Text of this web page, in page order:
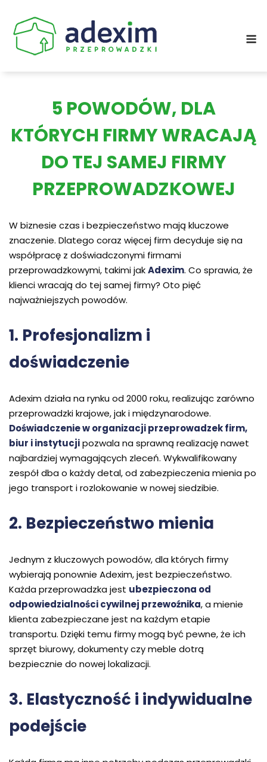
content
5 POWODÓW, DLA
KTÓRYCH FIRMY WRACAJĄ
DO TEJ SAMEJ FIRMY
PRZEPROWADZKOWEJ
W biznesie czas i bezpieczeństwo mają kluczowe
znaczenie. Dlatego coraz więcej firm decyduje się na
współpracę z doświadczonymi firmami
przeprowadzkowymi, takimi jakAdexim. Co sprawia, że
klienci wracają do tej samej firmy? Oto pięć
najważniejszych powodów.
1. Profesjonalizm i
doświadczenie
Adexim działa na rynku od 2000 roku, realizując zarówno
przeprowadzki krajowe, jak i międzynarodowe.
Doświadczenie w organizacji przeprowadzek firm,
biur i instytucjipozwala na sprawną realizację nawet
najbardziej wymagających zleceń. Wykwalifikowany
zespół dba o każdy detal, od zabezpieczenia mienia po
jego transport i rozlokowanie w nowej siedzibie.
2. Bezpieczeństwo mienia
Jednym z kluczowych powodów, dla których firmy
wybierają ponownie Adexim, jest bezpieczeństwo.
Każda przeprowadzka jest ubezpieczona od
odpowiedzialności cywilnej przewoźnika, a mienie
klienta zabezpieczane jest na każdym etapie
transportu. Dzięki temu firmy mogą być pewne, że ich
sprzęt biurowy, dokumenty czy meble dotrą
bezpiecznie do nowej lokalizacji.
3. Elastyczność i indywidualne
podejście